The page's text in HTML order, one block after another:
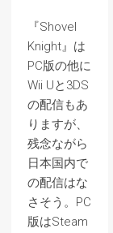
『Shovel
Knight』は
PC版の他に
Wii Uと3DS
の配信もあ
りますが、
残念ながら
日本国内で
の配信はな
さそう。PC
版はSteam